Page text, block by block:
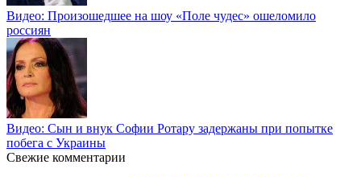
Видео: Произошедшее на шоу «Поле чудес» ошеломило
россиян
Видео: Сын и внук Софии Ротару задержаны при попытке
побега с Украины
Свежие комментарии